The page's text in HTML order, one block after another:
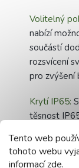
Tento web
tohoto webu
informacízde.
Volitelný
nabízí
součástí
rozsvícení
pro zvýšení
Krytí IP65:
těsnost
venku, na
kde je